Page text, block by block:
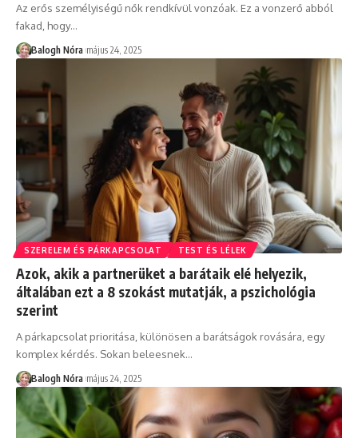
Az erős személyiségű nők rendkívül vonzóak. Ez a vonzerő abból
fakad, hogy…
Balogh Nóra május 24, 2025
SZERELEM ÉS PÁRKAPCSOLAT TEST ÉS LÉLEK
Azok, akik a partnerüket a barátaik elé helyezik,
általában ezt a 8 szokást mutatják, a pszichológia
szerint
A párkapcsolat prioritása, különösen a barátságok rovására, egy
komplex kérdés. Sokan beleesnek…
Balogh Nóra május 24, 2025